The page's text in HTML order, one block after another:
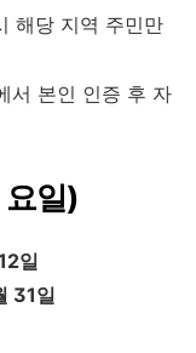
해당 지역 주민만
서 본인 인증 후 자
일)
일
31일